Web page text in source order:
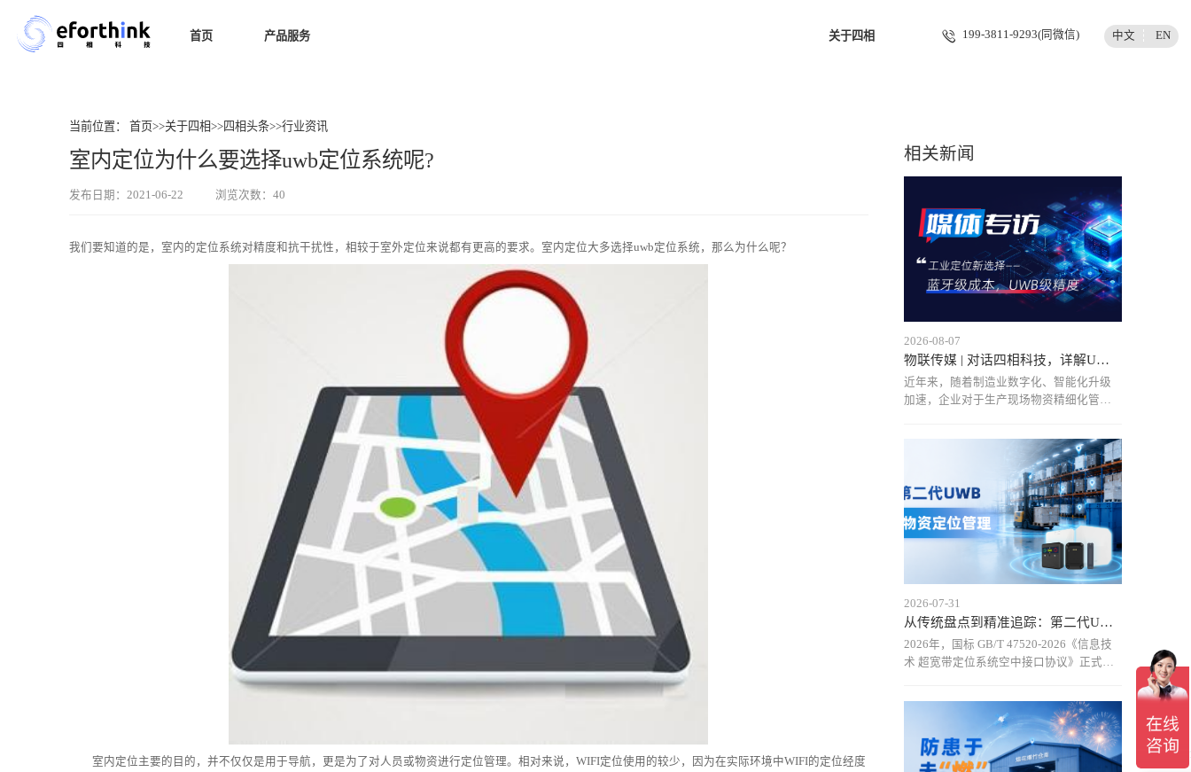
首页 产品服务 关于四相 199-3811-9293(同微信) 中文 EN
当前位置： 首页>>关于四相>>四相头条>>行业资讯
室内定位为什么要选择uwb定位系统呢?
发布日期：2021-06-22 浏览次数：40
我们要知道的是，室内的定位系统对精度和抗干扰性，相较于室外定位来说都有更高的要求。室内定位大多选择uwb定位系统 ，那么为什么呢？
室内定位主要的目的，并不仅仅是用于导航，更是为了对人员或物资进行定位管理。相对来说，WIFI定位使用的较少，因为在实际环境中WIFI的定位经度
相关新闻
2026-08-07
物联传媒 | 对话四相科技，详解UWB工业定位降本之路与规模
近年来，随着制造业数字化、智能化升级
加速，企业对于生产现场物资精细化管理
其是在汽车制造、航空制造、能源等复杂
工业场景中，传统定位方式难以满足高精
度、实时化管理需求，而
2026-07-31
从传统盘点到精准追踪：第二代UWB定位技术重新定义仓储物资货
2026年，国标 GB/T 47520-2026《信息技
术 超宽带定位系统空中接口协议》正式实
物资定位方案，通过统一通信规范和设备
接口，实现厘米级定位、实时动态追